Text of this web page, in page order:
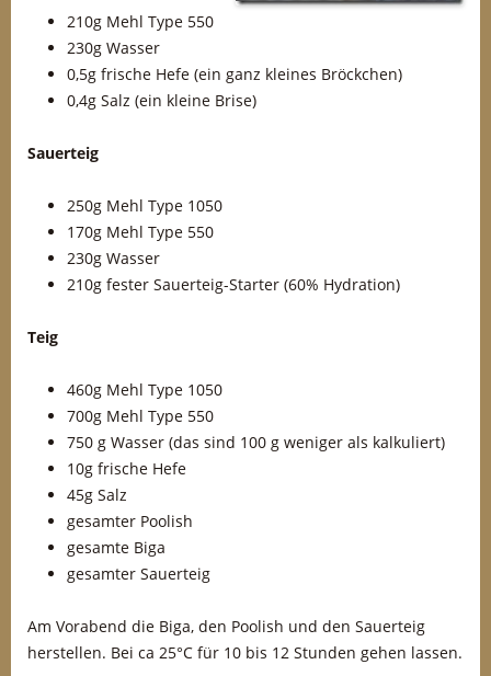
210g Mehl Type 550
230g Wasser
0,5g frische Hefe (ein ganz kleines Bröckchen)
0,4g Salz (ein kleine Brise)
Sauerteig
250g Mehl Type 1050
170g Mehl Type 550
230g Wasser
210g fester Sauerteig-Starter (60% Hydration)
Teig
460g Mehl Type 1050
700g Mehl Type 550
750 g Wasser (das sind 100 g weniger als kalkuliert)
10g frische Hefe
45g Salz
gesamter Poolish
gesamte Biga
gesamter Sauerteig
Am Vorabend die Biga, den Poolish und den Sauerteig
herstellen. Bei ca 25°C für 10 bis 12 Stunden gehen lassen.